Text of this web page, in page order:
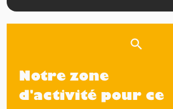
Notre zone
d'activité pour ce